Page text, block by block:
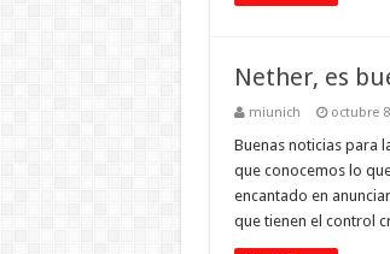
Nether, es
miunich octubre
Buenas noticias para
que conocemos lo
encantado en
que tienen el control